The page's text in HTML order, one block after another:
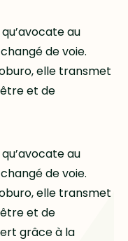
au
de voie.
elle transmet
et de
au
de voie.
elle transmet
et de
grâce à la